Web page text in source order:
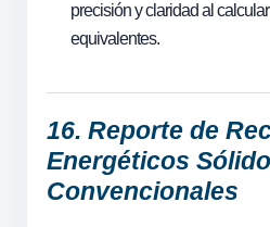
precisión y claridad al
equivalentes.
16. Reporte de
Energéticos
Convencionales